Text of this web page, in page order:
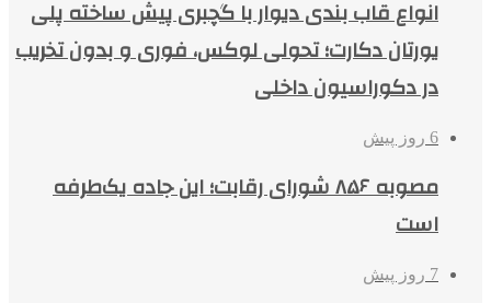
انواع قاب بندی دیوار با گچبری پیش ساخته پلی
یورتان دکارت؛ تحولی لوکس، فوری و بدون تخریب
در دکوراسیون داخلی
6 روز پیش
مصوبه ۸۵۶ شورای رقابت؛ این جاده یک‌طرفه
است
7 روز پیش